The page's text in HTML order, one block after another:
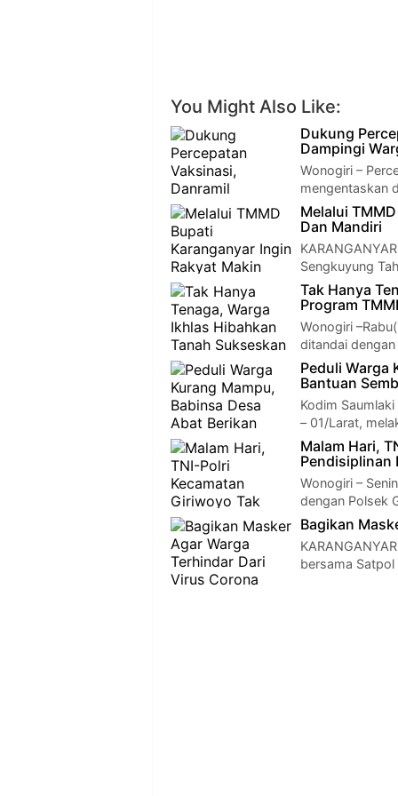
You Might Also Like:
Dukung
Dampingi
Wonogiri –
mengentaskan
Melalui
Dan Mandiri
Sengkuyung
Tak Hanya
Program
Wonogiri
ditandai
​Peduli Warga
Bantuan
Kodim
– 01/Larat,
Malam Hari,
Pendisiplinan
Wonogiri –
dengan Polsek
Bagikan
bersama